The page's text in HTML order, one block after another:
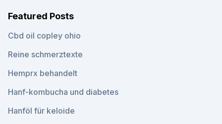
Featured Posts
Cbd oil copley ohio
Reine schmerztexte
Hemprx behandelt
Hanf-kombucha und diabetes
Hanföl für keloide